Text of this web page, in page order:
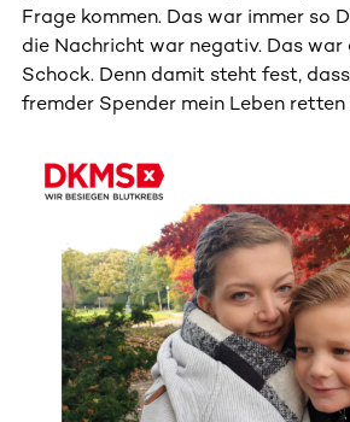
Frage kommen. Das war immer so
die Nachricht war negativ. Das war
Schock. Denn damit steht fest,
fremder Spender mein Leben retten